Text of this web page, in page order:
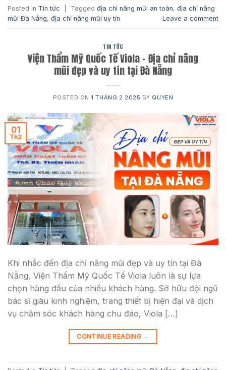
Posted in Tin tức Tagged địa chỉ nâng mũi an toàn, địa chỉ nâng
mũi Đà Nẵng, địa chỉ nâng mũi uy tín Leave a comment
TIN TỨC
Viện Thẩm Mỹ Quốc Tế Viola – Địa chỉ nâng
mũi đẹp và uy tín tại Đà Nẵng
POSTED ON 1 THÁNG 2 2025 BY QUYEN
01
Th2
Khi nhắc đến địa chỉ nâng mũi đẹp và uy tín tại Đà
Nẵng, Viện Thẩm Mỹ Quốc Tế Viola luôn là sự lựa
chọn hàng đầu của nhiều khách hàng. Sở hữu đội ngũ
bác sĩ giàu kinh nghiệm, trang thiết bị hiện đại và dịch
vụ chăm sóc khách hàng chu đáo, Viola […]
CONTINUE READING →